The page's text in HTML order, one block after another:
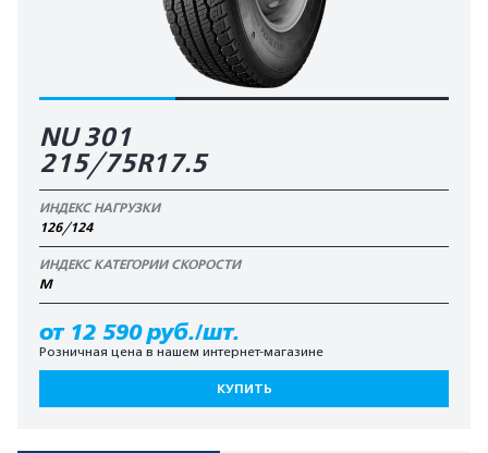
NU 301
215/75R17.5
ИНДЕКС НАГРУЗКИ
126/124
ИНДЕКС КАТЕГОРИИ СКОРОСТИ
M
от 12 590 руб./шт.
Розничная цена в нашем интернет-магазине
КУПИТЬ